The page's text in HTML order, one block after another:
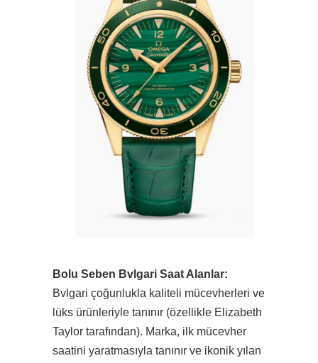
Bolu Seben Bvlgari Saat Alanlar:
Bvlgari çoğunlukla kaliteli mücevherleri ve
lüks ürünleriyle tanınır (özellikle Elizabeth
Taylor tarafından). Marka, ilk mücevher
saatini yaratmasıyla tanınır ve ikonik yılan